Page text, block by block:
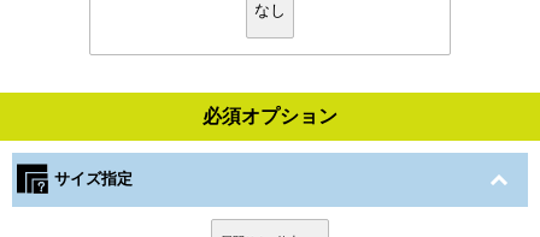
なし
必須オプション
サイズ指定